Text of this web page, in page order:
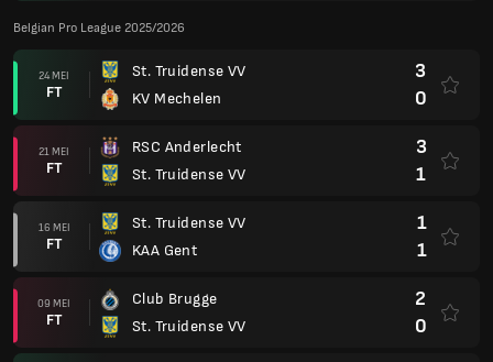
Belgian Pro League 2025/2026
24 MEI
FT
St. Truidense VV
KV Mechelen
3
0
21 MEI
FT
RSC Anderlecht
St. Truidense VV
3
1
16 MEI
FT
St. Truidense VV
KAA Gent
1
1
09 MEI
FT
Club Brugge
St. Truidense VV
2
0